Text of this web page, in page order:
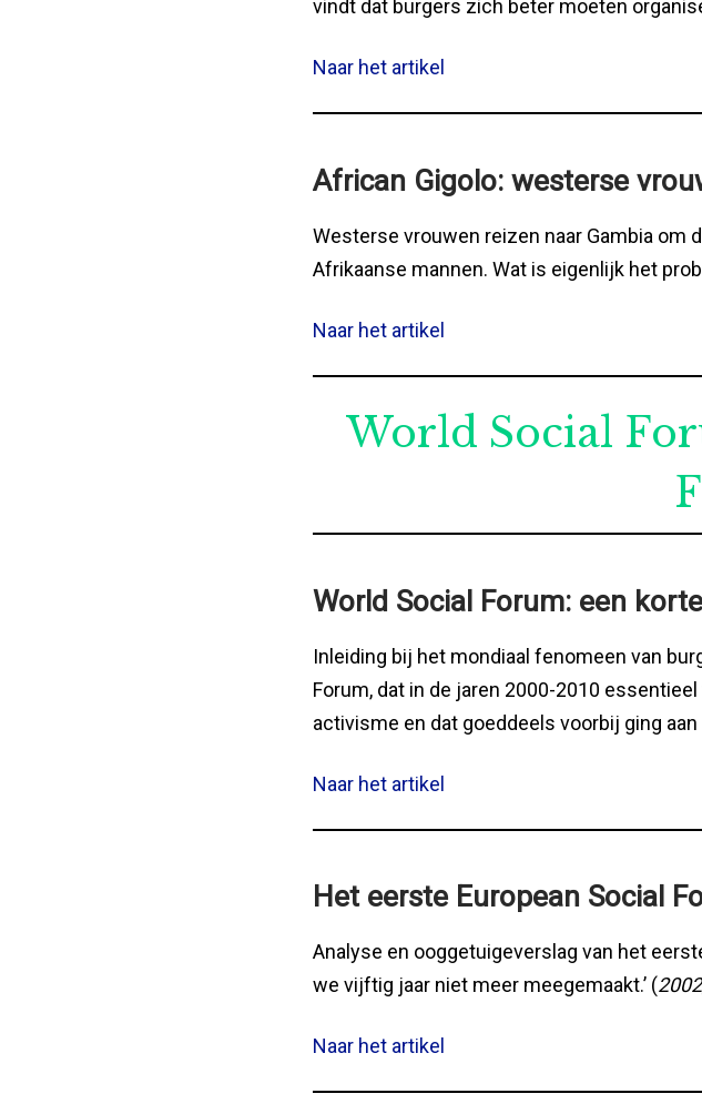
vindt dat burgers zich beter moeten
Naar het artikel
African Gigolo: westerse
Westerse vrouwen reizen naar Gambia om
Afrikaanse mannen. Wat is eigenlijk het
Naar het artikel
World Social
World Social Forum: een
Inleiding bij het mondiaal fenomeen van
Forum, dat in de jaren 2000-2010
activisme en dat goeddeels voorbij ging
Naar het artikel
Het eerste European Social
Analyse en ooggetuigeverslag van het
we vijftig jaar niet meer meegemaakt.’ (
Naar het artikel